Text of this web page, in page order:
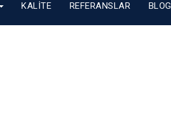
KALITE REFERANSLAR BLOG